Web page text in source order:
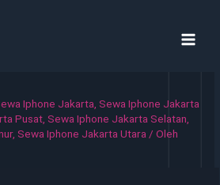
Iphone Jakarta Sewa Iphone Jakarta
Pusat Sewa Iphone Jakarta Selatan
, Sewa Iphone Jakarta Utara / Oleh